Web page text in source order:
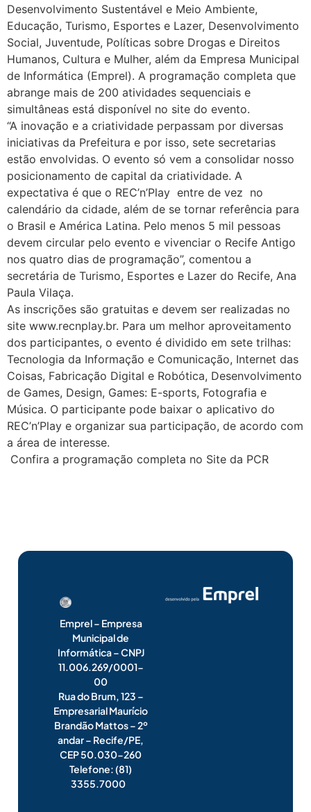
Desenvolvimento Sustentável e Meio Ambiente,
Educação, Turismo, Esportes e Lazer, Desenvolvimento
Social, Juventude, Políticas sobre Drogas e Direitos
Humanos, Cultura e Mulher, além da Empresa Municipal
de Informática (Emprel). A programação completa que
abrange mais de 200 atividades sequenciais e
simultâneas está disponível no site do evento.
“A inovação e a criatividade perpassam por diversas
iniciativas da Prefeitura e por isso, sete secretarias
estão envolvidas. O evento só vem a consolidar nosso
posicionamento de capital da criatividade. A
expectativa é que o REC’n’Play entre de vez no
calendário da cidade, além de se tornar referência para
o Brasil e América Latina. Pelo menos 5 mil pessoas
devem circular pelo evento e vivenciar o Recife Antigo
nos quatro dias de programação”, comentou a
secretária de Turismo, Esportes e Lazer do Recife, Ana
Paula Vilaça.
As inscrições são gratuitas e devem ser realizadas no
site www.recnplay.br. Para um melhor aproveitamento
dos participantes, o evento é dividido em sete trilhas:
Tecnologia da Informação e Comunicação, Internet das
Coisas, Fabricação Digital e Robótica, Desenvolvimento
de Games, Design, Games: E-sports, Fotografia e
Música. O participante pode baixar o aplicativo do
REC’n’Play e organizar sua participação, de acordo com
a área de interesse.
Confira a programação completa no Site da PCR
Emprel – Empresa
Municipal de
Informática – CNPJ
11.006.269/0001-
00
Rua do Brum, 123 –
Empresarial Maurício
Brandão Mattos – 2º
andar – Recife/PE,
CEP 50.030-260
Telefone: (81)
3355.7000